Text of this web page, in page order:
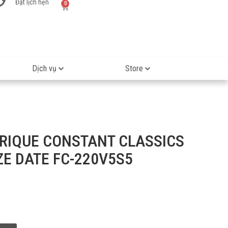
Đặt lịch hẹn 0
Dịch vụ Store
CONSTANT CLASSICS
DATE FC-220V5S5